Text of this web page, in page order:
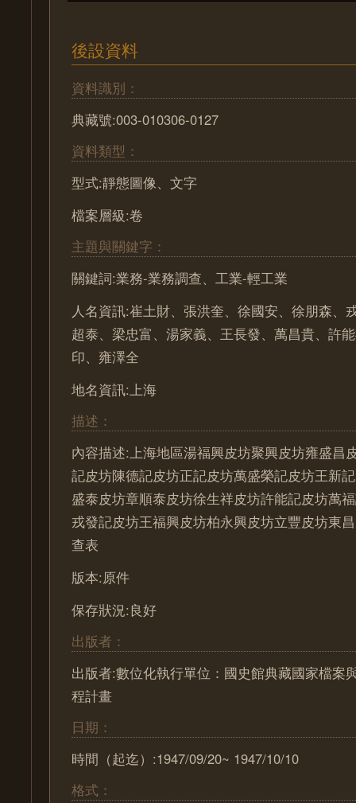
後設資料
資料識別：
典藏號:003-010306-0127
資料類型：
型式:靜態圖像、文字
檔案層級:卷
主題與關鍵字：
關鍵詞:業務-業務調查、工業-輕工業
人名資訊:崔土財、張洪奎、徐國安、徐朋森、
超泰、梁忠富、湯家義、王長發、萬昌貴、許
印、雍澤全
地名資訊:上海
描述：
內容描述:上海地區湯福興皮坊聚興皮坊雍盛昌
記皮坊陳德記皮坊正記皮坊萬盛榮記皮坊王新
盛泰皮坊章順泰皮坊徐生祥皮坊許能記皮坊萬
戎發記皮坊王福興皮坊柏永興皮坊立豐皮坊東
查表
版本:原件
保存狀況:良好
出版者：
出版者:數位化執行單位：國史館典藏國家檔案
程計畫
日期：
時間（起迄）:1947/09/20~ 1947/10/10
格式：